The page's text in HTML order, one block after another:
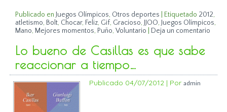
Publicado en Juegos Olímpicos, Otros deportes Etiquetado 2012,
atletismo, Bolt, Chocar, Feliz, Gif, Gracioso,JJOO,Juegos Olímpicos,
Mano, Mejores momentos, Puño,Voluntario Deja un comentario
Lo bueno de Casillas es que sabe
reaccionar a tiempo…
Publicado 04/07/2012 | Por admin